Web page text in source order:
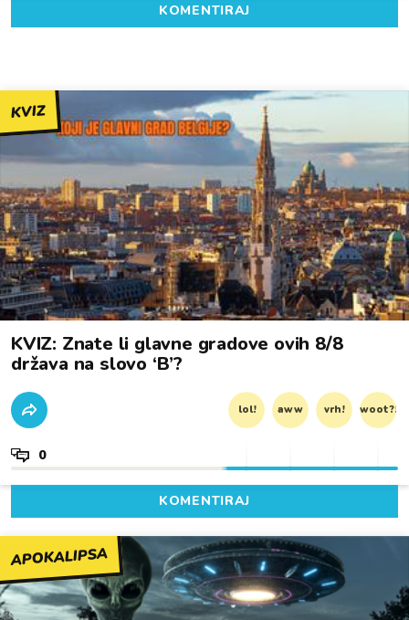
KOMENTIRAJ
KVIZ
KVIZ: Znate li glavne gradove ovih 8/8
država na slovo ‘B’?
lol! aww vrh! woot?!
0
KOMENTIRAJ
APOKALIPSA